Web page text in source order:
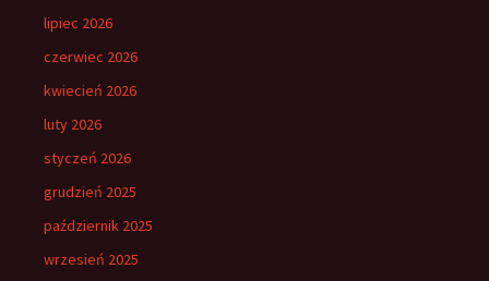
lipiec 2026
czerwiec 2026
kwiecień 2026
luty 2026
styczeń 2026
grudzień 2025
październik 2025
wrzesień 2025